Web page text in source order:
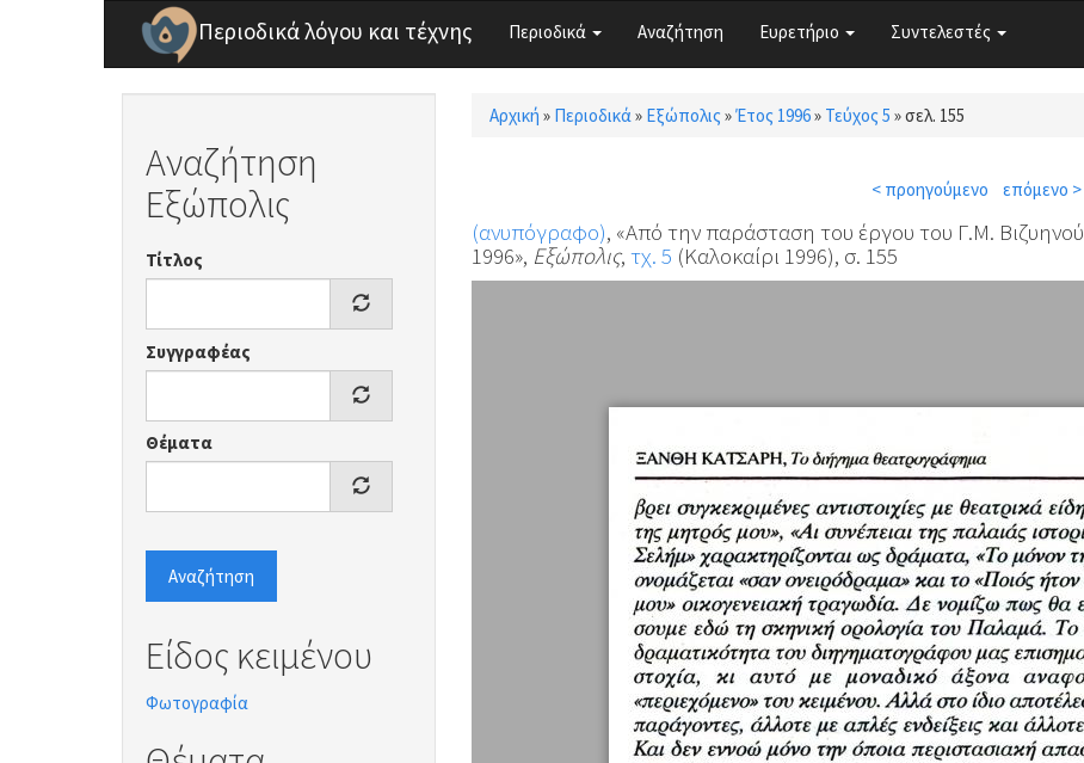
Παράκαμψη προς το κυρίως περιεχόμενο
Περιοδικά λόγου και τέχνης Περιοδικά Αναζήτηση Ευρετήριο Συντελεστές
Αναζήτηση
Εξώπολις
Τίτλος
Συγγραφέας
Θέματα
Αναζήτηση
Είδος κειμένου
Φωτογραφία
Είστε εδώ
Αρχική » Περιοδικά» Εξώπολις »Έτος 1996» Τεύχος 5 »σελ. 155
< προηγούμενο επόμενο >
(ανυπόγραφο), «Από την παράσταση του έργου του Γ.Μ. Βιζυηνού
1996», Εξώπολις, τχ. 5 (Καλοκαίρι 1996), σ. 155